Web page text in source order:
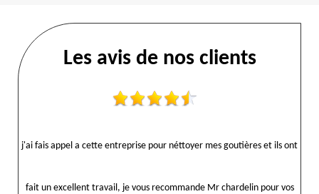
Les avis de nos clients
j'ai fais appel a cette entreprise pour néttoyer mes goutières et ils ont
fait un excellent travail, je vous recommande Mr chardelin pour vos